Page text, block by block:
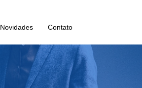
Novidades Contato